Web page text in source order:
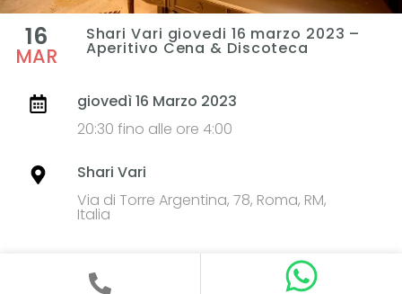
16
MAR
Shari Vari giovedi 16 marzo 2023 –
Aperitivo Cena & Discoteca
giovedì 16 Marzo 2023
20:30 fino alle ore 4:00
Shari Vari
Via di Torre Argentina, 78, Roma, RM,
Italia